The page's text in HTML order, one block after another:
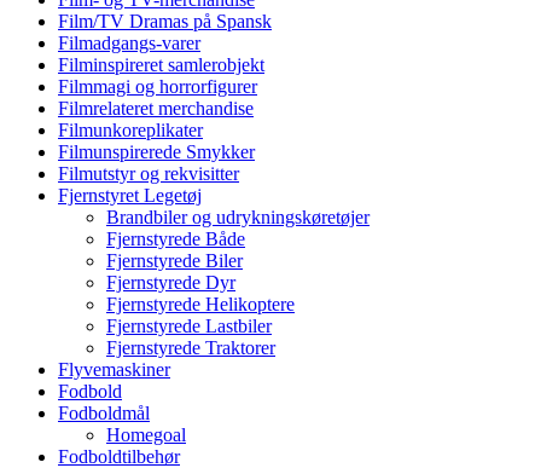
Film/TV Dramas på Spansk
Filmadgangs-varer
Filminspireret samlerobjekt
Filmmagi og horrorfigurer
Filmrelateret merchandise
Filmunkoreplikater
Filmunspirerede Smykker
Filmutstyr og rekvisitter
Fjernstyret Legetøj
Brandbiler og udrykningskøretøjer
Fjernstyrede Både
Fjernstyrede Biler
Fjernstyrede Dyr
Fjernstyrede Helikoptere
Fjernstyrede Lastbiler
Fjernstyrede Traktorer
Flyvemaskiner
Fodbold
Fodboldmål
Homegoal
Fodboldtilbehør